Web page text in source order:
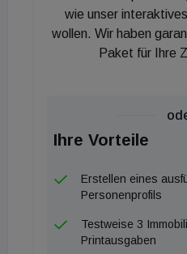
serielles Bauen mit
stärker gefördert werden.
sogenannte „Gebäudetyp
Best-Practice-Beispiele
Auch in Österreich sind die
vergangenen Jahren
der
wie unser
wollen. Wir haben
Paket für Ihre
Ihre Vorteile
Erstellen eines
Personenprofils
Testweise 3
Printausgaben